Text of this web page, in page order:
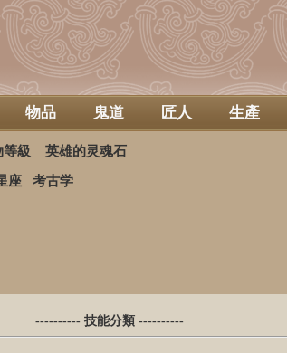
物品 鬼道 匠人 生產
等級 英雄的灵魂石
座 考古学
---------- 技能分類 ----------